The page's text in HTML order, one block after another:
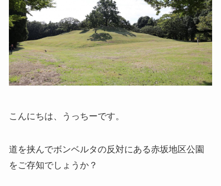
こんにちは、うっちーです。
道を挟んでボンベルタの反対にある赤坂地区公園
をご存知でしょうか？